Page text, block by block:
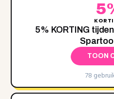
5‌% KORTING
TOON
78